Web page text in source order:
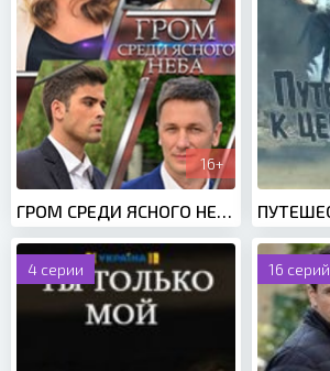
16+
4 серии 16 серий